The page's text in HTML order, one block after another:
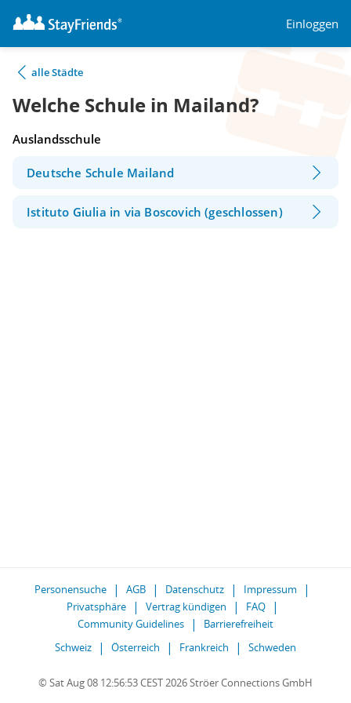
Einloggen
alle Städte
Welche Schule in Mailand?
Auslandsschule
Deutsche Schule Mailand
Istituto Giulia in via Boscovich (geschlossen)
Personensuche AGB Datenschutz
Impressum
Privatsphäre
Vertrag kündigen
FAQ
Community Guidelines
Barrierefreiheit
Schweiz
Österreich Frankreich Schweden
© Sat Aug 08 12:56:53 CEST 2026 Ströer Connections GmbH